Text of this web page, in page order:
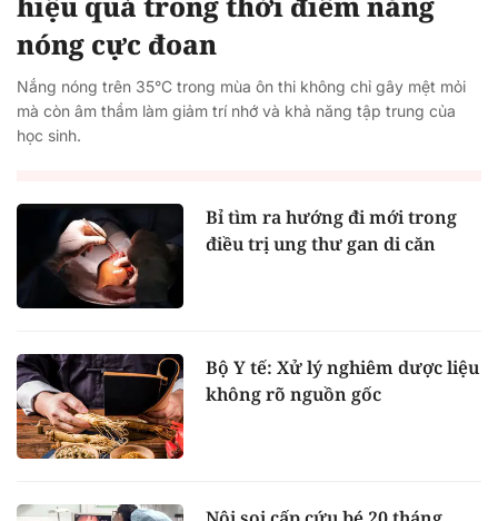
nóng cực đoan
Nắng nóng trên 35°C trong mùa ôn thi không chỉ gây mệt mỏi
mà còn âm thầm làm giảm trí nhớ và khả năng tập trung của
học sinh.
Bỉ tìm ra hướng đi mới trong
điều trị ung thư gan di căn
Bộ Y tế: Xử lý nghiêm dược liệu
không rõ nguồn gốc